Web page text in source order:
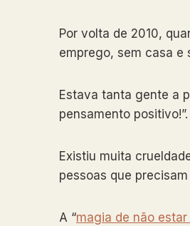
Por volta de 2010,
emprego, sem casa e
Estava tanta gente a
pensamento positivo!”.
Existiu muita
pessoas que
A “magia de não